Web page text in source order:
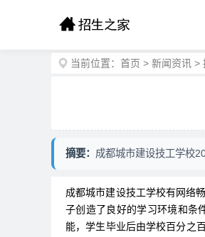
当前位置： 首页 > 新闻资讯 >
摘要： 成都城市建设技工学校
成都城市建设技工学校有网络
子创造了良好的学习环境和条
能，学生毕业后由学校百分之